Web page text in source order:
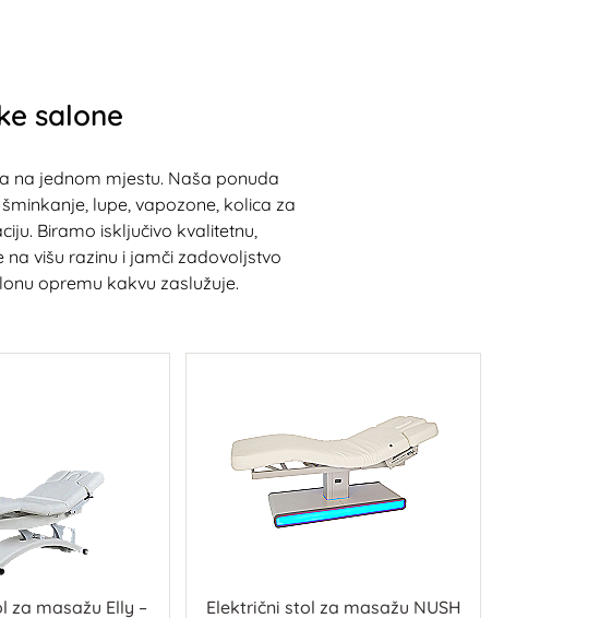
salone
na jednom mjestu. Naša ponuda
lupe, vapozone, kolica za
Biramo isključivo kvalitetnu,
višu razinu i jamči zadovoljstvo
opremu kakvu zaslužuje.
za masažu Elly –
Električni stol za masažu NUSH